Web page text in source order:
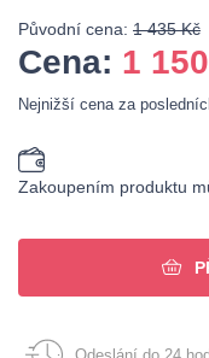
Původní cena: 1 435 Kč
Cena: 1 150
Nejnižší cena za
Zakoupením produktu